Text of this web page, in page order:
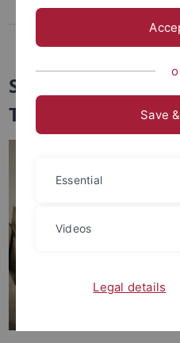
Vorlesungsverzeichnis
Überfachliche Kompetenzen
Studienangebot
Tübingen
Save
Essential
Videos
Legal details